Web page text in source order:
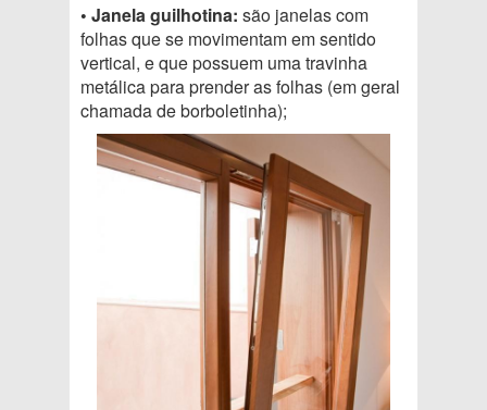
• Janela guilhotina: são janelas com
folhas que se movimentam em sentido
vertical, e que possuem uma travinha
metálica para prender as folhas (em geral
chamada de borboletinha);